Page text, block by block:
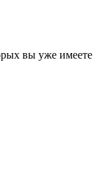
вы уже имеете